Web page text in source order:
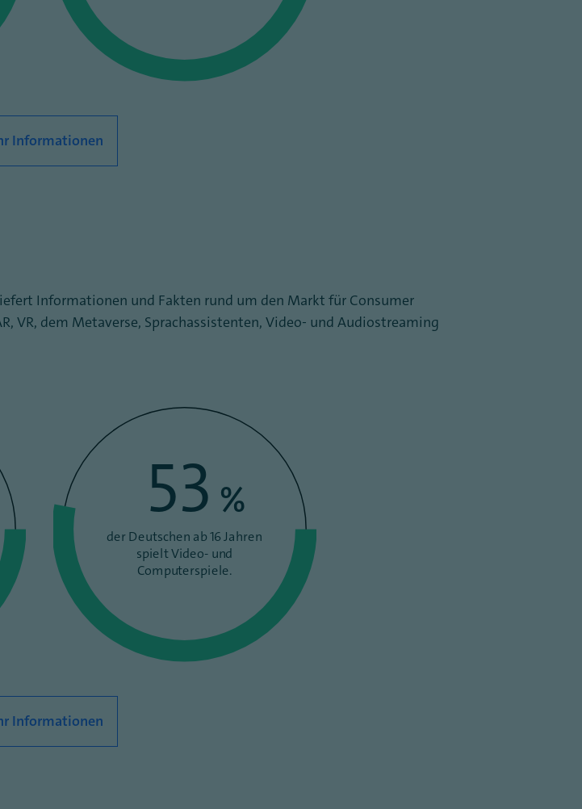
Informationen
Informationen und Fakten rund um den Markt für Consumer
VR, dem Metaverse, Sprachassistenten, Video- und Audiostreaming
53 %
der Deutschen ab 16 Jahren
spielt Video- und
Computerspiele.
Informationen